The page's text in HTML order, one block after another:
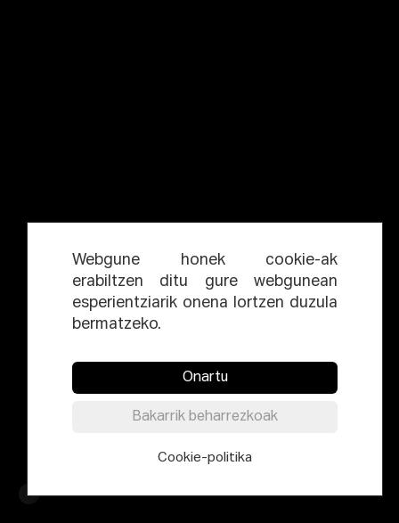
Webgune honek cookie-ak
erabiltzen ditu gure webgunean
esperientziarik onena lortzen duzula
bermatzeko.
Onartu
Bakarrik beharrezkoak
Cookie-politika